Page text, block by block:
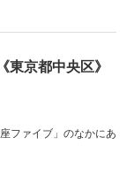
東京都中央区》
ファイブ」のなかにあ